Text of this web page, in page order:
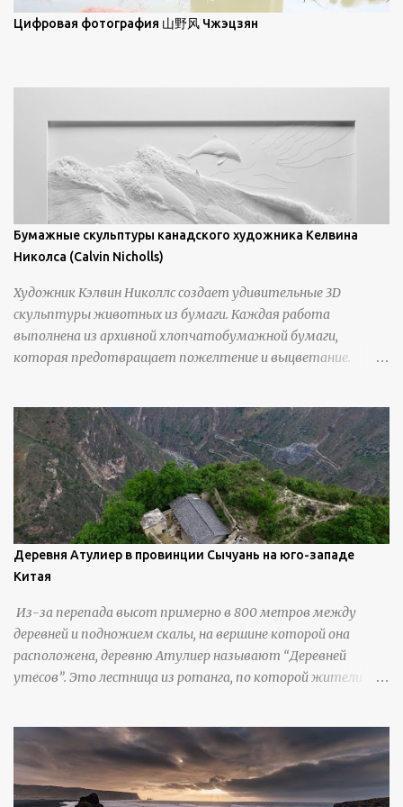
просмотра всех работ, посетите страницу –
Цифровая фотография 山野风 Чжэцзян
Бумажные скульптуры канадского художника Келвина
Николса (Calvin Nicholls)
Художник Кэлвин Николлс создает удивительные 3D
скульптуры животных из бумаги. Каждая работа
выполнена из архивной хлопчатобумажной бумаги,
которая предотвращает пожелтение и выцветание.
инструменты для текстурирования, чтобы точно
вылепить каждую деталь. источник
https://calvinnicholls.com/
Деревня Атулиер в провинции Сычуань на юго-западе
Китая
Из-за перепада высот примерно в 800 метров между
деревней и подножием скалы, на вершине которой она
расположена, деревню Атулиер называют “Деревней
утесов”. Это лестница из ротанга, по которой жители
стальными лестницами с защитными перилами, и
передвижение детей и жителей деревни было улучшено.
Подъем от подножия горы до вершины занимает до 4